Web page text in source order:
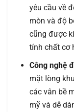
yêu cầu về
mòn và độ
cũng được
tính chất cơ
Công nghệ
mặt lòng
các vân bề
mỹ và dễ